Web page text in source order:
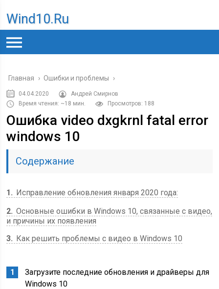
Wind10.ru
Главная › Ошибки и проблемы ›
04.04.2020
Андрей Смирнов
Время чтения: ~18 мин.
Просмотров: 188
Ошибка video dxgkrnl fatal error
windows 10
Содержание
1
Исправление обновления января 2020 года:
2 Основные ошибки в Windows 10, связанные с видео,
и причины их появления
3
Как решить проблемы с видео в Windows 10
Загрузите последние обновления и драйверы для
Windows 10